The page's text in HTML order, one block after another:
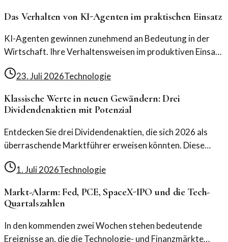
Das Verhalten von KI-Agenten im praktischen Einsatz
KI-Agenten gewinnen zunehmend an Bedeutung in der
Wirtschaft. Ihre Verhaltensweisen im produktiven Einsatz
sind entscheidend für den Erfolg von Unternehmen.
23. Juli 2026Technologie
Klassische Werte in neuen Gewändern: Drei
Dividendenaktien mit Potenzial
Entdecken Sie drei Dividendenaktien, die sich 2026 als
überraschende Marktführer erweisen könnten. Diese
Innovation.
1. Juli 2026Technologie
Markt-Alarm: Fed, PCE, SpaceX-IPO und die Tech-
Quartalszahlen
In den kommenden zwei Wochen stehen bedeutende
Ereignisse an, die die Technologie- und Finanzmärkte